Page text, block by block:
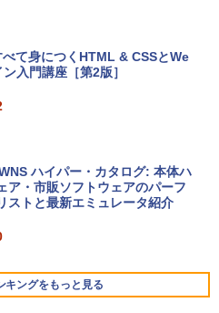
、16GBユニファイドメモリ、1
バー
テル Core 5
SSD 512GB/ホワイト) FM
フトカード - 2,000 Robux 【限
ャルアイテムを含む】 【オンラ
ード版
版 | Minecraft (マインクラフ
& Bedrock Edition | オンライ
べて身につくHTML & CSSとWe
入門講座［第2版］
ハイパー・カタログ: 本体ハ
ア・市販ソフトウェアのパーフ
ストと最新エミュレータ紹介
キングをもっと見る